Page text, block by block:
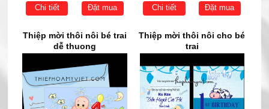
Chi tiết Đặt mua Chi tiết Đặt mua
Thiệp mời thôi nôi bé trai
dễ thuong
Thiệp mời thôi nôi cho bé
trai